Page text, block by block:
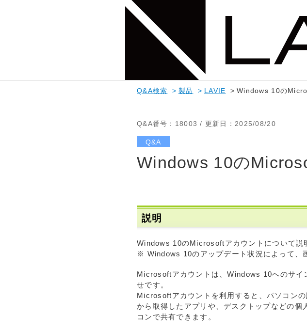
Q&A検索 > 製品 > LAVIE > Windows 10の
Q&A番号 ：18003 / 更新日 ：2025/08/20
Q&A
Windows 10の
説明
Windows 10のMicrosoftアカウントについて説
※ Windows 10のアップデート状況によって、
Microsoftアカウントは、Windows 10へのサイ
せです。
Microsoftアカウントを利用すると、パソコン
から取得したアプリや、デスクトップなどの
コンで共有できます。